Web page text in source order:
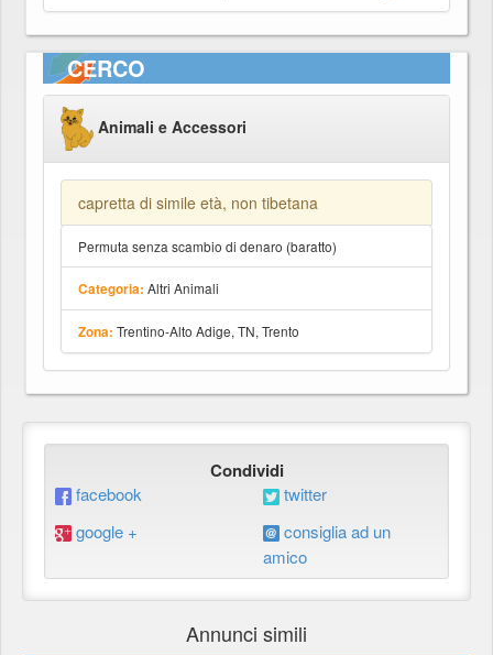
CERCO
Animali e Accessori
capretta di simile età, non tibetana
Permuta senza scambio di denaro (baratto)
Categoria: Altri Animali
Zona: Trentino-Alto Adige, TN, Trento
Condividi
facebook
twitter
google +
consiglia ad un
amico
Annunci simili